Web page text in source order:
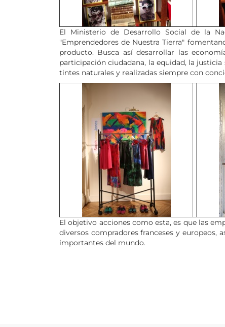
El Ministerio de Desarrollo Social de la
"Emprendedores de Nuestra Tierra"
producto. Busca así desarrollar las
participación ciudadana, la equidad, la
tintes naturales y realizadas siempre con
El objetivo acciones como esta, es que las
diversos compradores franceses y europeos,
importantes del mundo.